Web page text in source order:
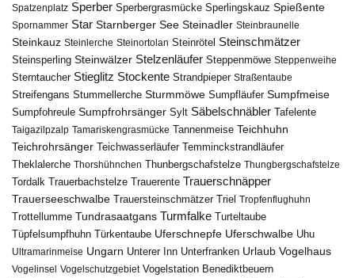
Spatzenplatz Sperber Sperbergrasmücke Sperlingskauz Spießente
Spornammer Star Starnberger See Steinadler Steinbraunelle
Steinkauz Steinlerche Steinortolan Steinrötel Steinschmätzer
Steinsperling Steinwälzer Stelzenläufer Steppenmöwe Steppenweihe
Sterntaucher Stieglitz Stockente Strandpieper Straßentaube
Streifengans Stummellerche Sturmmöwe Sumpfläufer Sumpfmeise
Sumpfohreule Sumpfrohrsänger Sylt Säbelschnäbler Tafelente
Taigazilpzalp Tamariskengrasmücke Tannenmeise Teichhuhn
Teichrohrsänger Teichwasserläufer Temminckstrandläufer
Theklalerche Thorshühnchen Thunbergschafstelze Thungbergschafstelze
Tordalk Trauerbachstelze Trauerente Trauerschnäpper
Trauerseeschwalbe Trauersteinschmätzer Triel Tropfenflughuhn
Trottellumme Tundrasaatgans Turmfalke Turteltaube
Tüpfelsumpfhuhn
Türkentaube Uferschnepfe Uferschwalbe Uhu
Ultramarinmeise Ungarn Unterer Inn Unterfranken Urlaub Vogelhaus
Vogelinsel Vogelschutzgebiet Vogelstation Benediktbeuern